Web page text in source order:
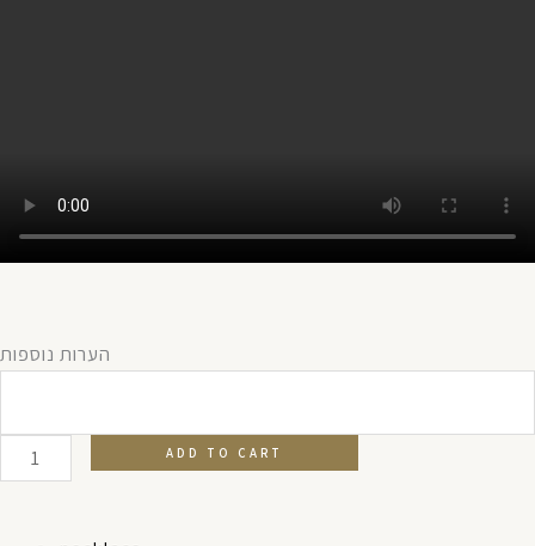
הערות נוספות
Hair
quantity
ADD TO CART